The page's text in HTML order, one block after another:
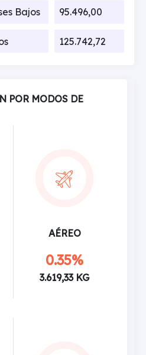
Bajos 95.496,00
125.742,72
POR MODOS DE
AÉREO
0.35%
3.619,33 KG